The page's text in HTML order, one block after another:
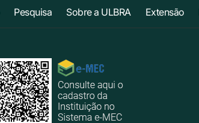
Pesquisa Sobre a ULBRA Extensão